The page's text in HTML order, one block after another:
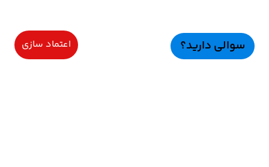
سوالی دارید؟ اعتماد سازی